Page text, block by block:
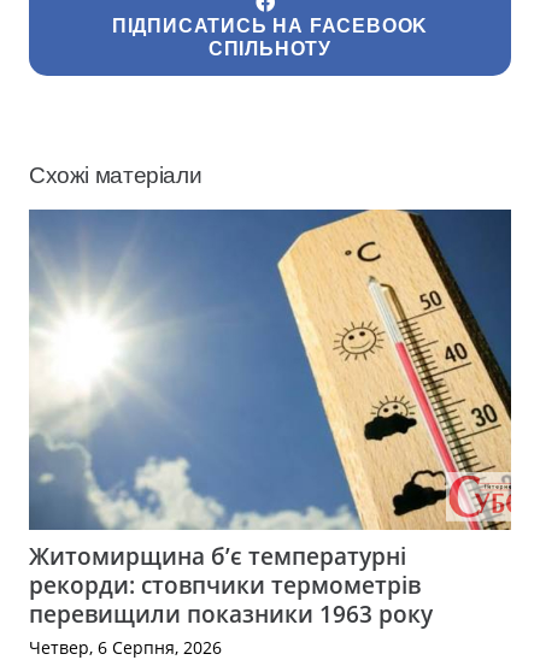
ПІДПИСАТИСЬ НА FACEBOOK
СПІЛЬНОТУ
Схожі матеріали
Житомирщина б’є температурні
рекорди: стовпчики термометрів
перевищили показники 1963 року
Четвер, 6 Серпня, 2026